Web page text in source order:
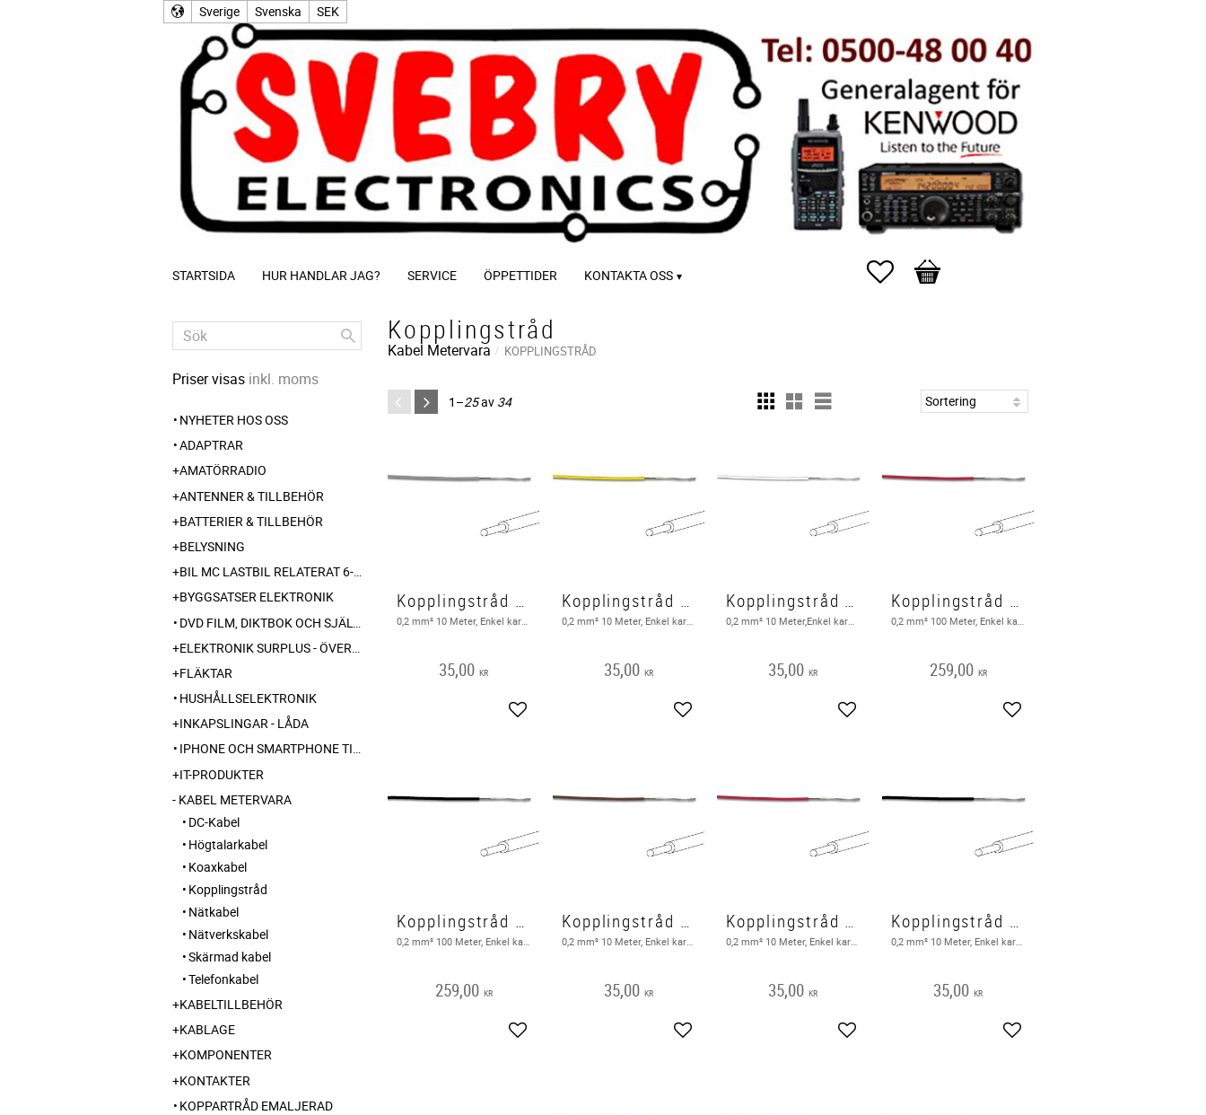
Sverige Svenska SEK
STARTSIDA HUR HANDLAR JAG? SERVICE ÖPPETTIDER KONTAKTA OSS Favoriter
Kundvagn
Kopplingstråd
Kabel Metervara KOPPLINGSTRÅD
1–25av 34
Kopplingstråd EK 10 m, Grå
0,2 mm² 10 Meter, Enkel karderlig, Grå
35,00 KR
Lägg till i favoriter
Kopplingstråd EK 10 Meter, Gul
0,2 mm² 10 Meter, Enkel karderlig, Gul
35,00 KR
Lägg till i favoriter
Kopplingstråd EK 10 Meter, Vit
0,2 mm² 10 Meter,Enkel karderlig, Vit
35,00 KR
Lägg till i favoriter
Kopplingstråd EK 100m, röd
0,2 mm² 100 Meter, Enkel karderlig,
259,00 KR
Lägg till i favoriter
Kopplingstråd EK 100m, svart
259,00 KR
Lägg till i favoriter
Kopplingstråd EK 10m, brun
0,2 mm² 10 Meter, Enkel karderlig, Brun
35,00 KR
Lägg till i favoriter
Kopplingstråd EK 10m, röd
35,00 KR
Lägg till i favoriter
Kopplingstråd EK 10m, svart
35,00 KR
Lägg till i favoriter
Priser visas inkl. moms
NYHETER HOS OSS
ADAPTRAR
AMATÖRRADIO
ANTENNER & TILLBEHÖR
BATTERIER & TILLBEHÖR
BELYSNING
BIL MC LASTBIL RELATERAT 6-12-24 240V
BYGGSATSER ELEKTRONIK
DVD FILM, DIKTBOK OCH SJÄLVBIOGRAFI FRÅN SKARABORG
ELEKTRONIK SURPLUS - ÖVERSKOTT
FLÄKTAR
HUSHÅLLSELEKTRONIK
INKAPSLINGAR - LÅDA
IPHONE OCH SMARTPHONE TILLBEHÖR
IT-PRODUKTER
KABEL METERVARA
DC-Kabel
Högtalarkabel
Koaxkabel
Kopplingstråd
Nätkabel
Nätverkskabel
Skärmad kabel
Telefonkabel
KABELTILLBEHÖR
KABLAGE
KOMPONENTER
KONTAKTER
KOPPARTRÅD EMALJERAD